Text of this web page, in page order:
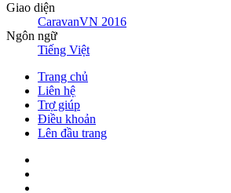
Giao diện
CaravanVN 2016
Ngôn ngữ
Tiếng Việt
Trang chủ
Liên hệ
Trợ giúp
Điều khoản
Lên đầu trang